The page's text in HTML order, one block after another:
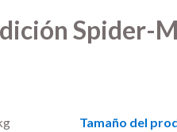
Spider-
Tamaño del